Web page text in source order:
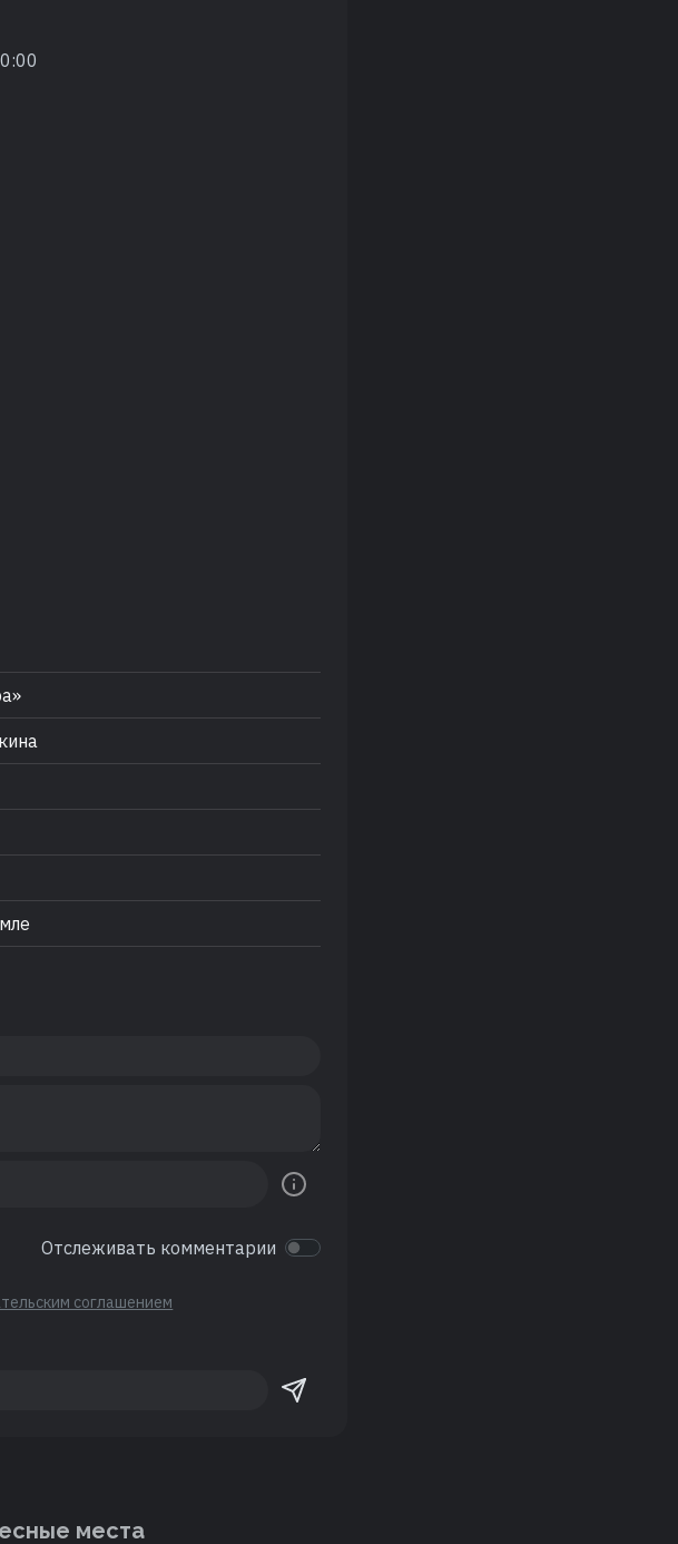
Отслеживать комментарии
соглашением
места